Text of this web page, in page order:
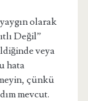
olarak
Değil”
veya
hata
çünkü
mevcut.